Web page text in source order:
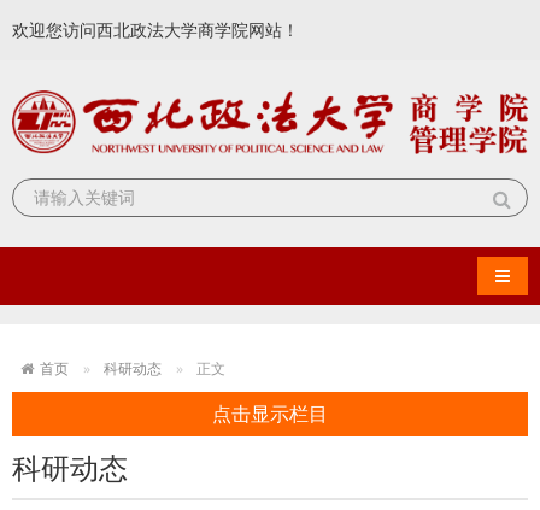
欢迎您访问西北政法大学商学院网站！
导航
首页 科研动态 正文
点击显示栏目
科研动态